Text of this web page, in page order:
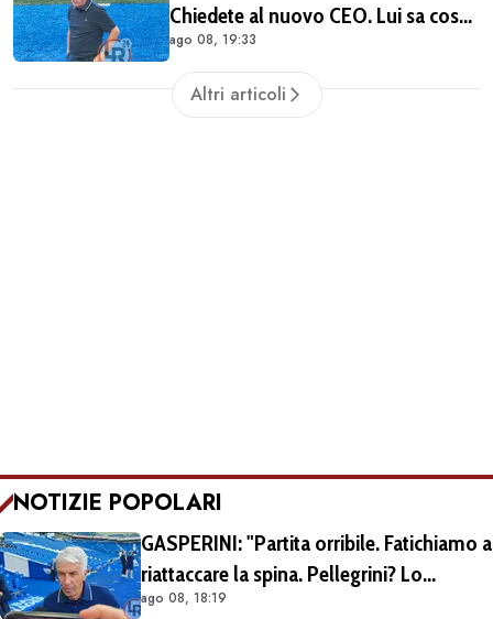
Chiedete al nuovo CEO. Lui sa cosa
può fare la Roma"
ago 08, 19:33
Altri articoli
NOTIZIE POPOLARI
GASPERINI: "Partita orribile. Fatichiamo a
riattaccare la spina. Pellegrini? Lo
rivedremo in campo tra un mese.
ago 08, 18:19